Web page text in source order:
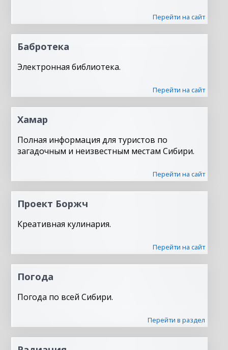
Перейти на сайт
Бабротека
Электронная библиотека.
Перейти на сайт
Хамар
Полная информация для туристов по
загадочным и неизвестным местам Сибири.
Перейти на сайт
Проект Боржч
Креативная кулинария.
Перейти на сайт
Погода
Погода по всей Сибири.
Перейти в раздел